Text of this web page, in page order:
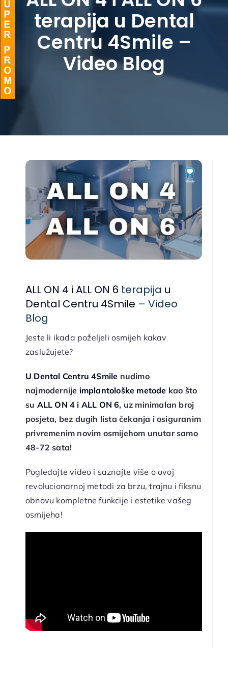
terapija u Dental
Centru 4Smile –
Video Blog
ALL ON 4 i ALL ON 6 terapija u
Dental Centru 4Smile – Video
Blog
Jeste li ikada poželjeli osmijeh kakav
zaslužujete?
U Dental Centru 4Smile nudimo
najmodernije implantološke metode kao što
su ALL ON 4 i ALL ON 6, uz minimalan broj
posjeta, bez dugih lista čekanja i osiguranim
privremenim novim osmijehom unutar samo
48-72 sata!
Pogledajte video i saznajte više o ovoj
revolucionarnoj metodi za brzu, trajnu i fiksnu
obnovu kompletne funkcije i estetike vašeg
osmijeha!